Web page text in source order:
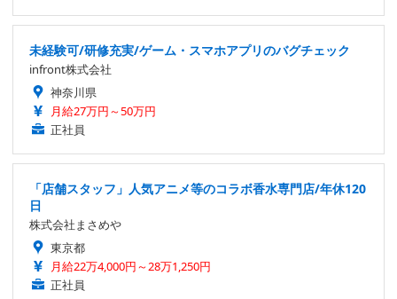
未経験可/研修充実/ゲーム・スマホアプリのバグチェック
infront株式会社
神奈川県
月給27万円～50万円
正社員
「店舗スタッフ」人気アニメ等のコラボ香水専門店/年休120
日
株式会社まさめや
東京都
月給22万4,000円～28万1,250円
正社員